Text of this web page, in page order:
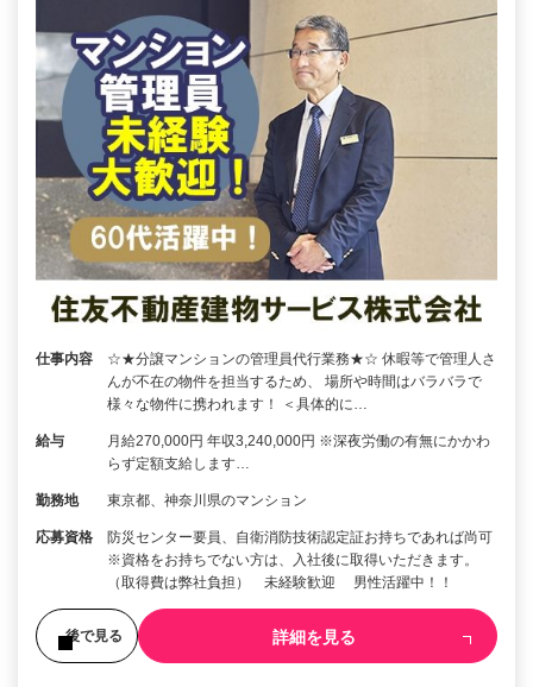
仕事内容
☆★分譲マンションの管理員代行業務★☆ 休暇等で管理人さ
んが不在の物件を担当するため、 場所や時間はバラバラで
様々な物件に携われます！ ＜具体的に…
給与
月給270,000円 年収3,240,000円 ※深夜労働の有無にかかわ
らず定額支給します…
勤務地 東京都、神奈川県のマンション
応募資格
防災センター要員、自衛消防技術認定証お持ちであれば尚可
※資格をお持ちでない方は、入社後に取得いただきます。
（取得費は弊社負担） 未経験歓迎 男性活躍中！！
後で見る 詳細を見る